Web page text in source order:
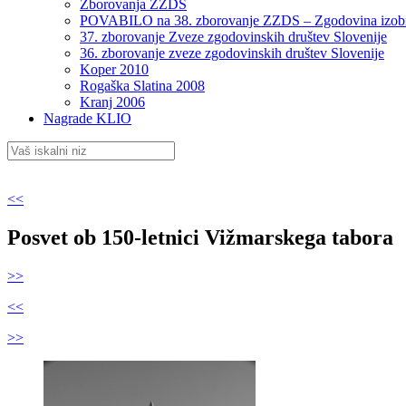
Zborovanja ZZDS
POVABILO na 38. zborovanje ZZDS – Zgodovina
37. zborovanje Zveze zgodovinskih društev Slovenije
36. zborovanje zveze zgodovinskih društev Slovenije
Koper 2010
Rogaška Slatina 2008
Kranj 2006
Nagrade KLIO
<<
Posvet ob 150-letnici Vižmarskega tabora
>>
<<
>>